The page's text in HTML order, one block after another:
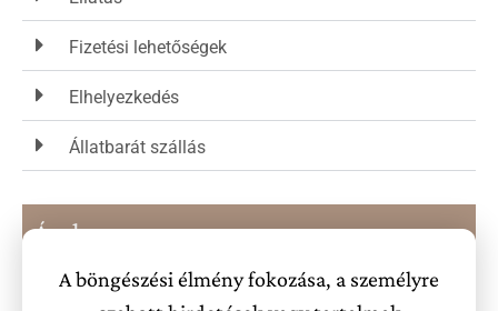
A böngészési élmény fokozása, a személyre
környezetváltozásra vágynak.
megtapasztalásában lehet részük a hozzánk érkezőknek.
, családi kézben működő vendégház.
szobás, 12 férőhelyes, továbbá pótágyak lehetősége adott.
kiemelni, hogy minden szoba egyedi stílusú, különböznek
Fizetési lehetőségek
Elhelyezkedés
Állatbarát szállás
Árak